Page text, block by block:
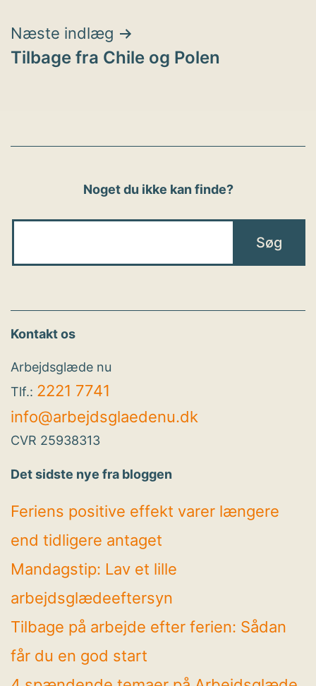
Næste indlæg
Tilbage fra Chile og Polen
Noget du ikke kan finde?
Kontakt os
Arbejdsglæde nu
Tlf.: 2221 7741
info@arbejdsglaedenu.dk
CVR 25938313
Det sidste nye fra bloggen
Feriens positive effekt varer længere
end tidligere antaget
Mandagstip: Lav et lille
arbejdsglædeeftersyn
Tilbage på arbejde efter ferien: Sådan
får du en god start